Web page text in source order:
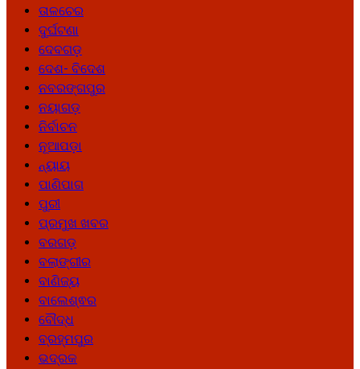
ତାଳଚେର
ଦୁର୍ଘଟଣା
ଦେବଗଡ଼
ଦେଶ- ବିଦେଶ
ନବରଙ୍ଗପୁର
ନୟାଗଡ଼
ନିର୍ବାଚନ
ନୂଆପଡ଼ା
ନ୍ୟାୟ
ପାଣିପାଗ
ପୁରୀ
ପ୍ରମୁଖ ଖବର
ବରଗଡ଼
ବଲାଙ୍ଗୀର
ବାଣିଜ୍ୟ
ବାଲେଶ୍ଵର
ବୌଦ୍ଧ
ବ୍ରହ୍ମପୁର
ଭଦ୍ରକ